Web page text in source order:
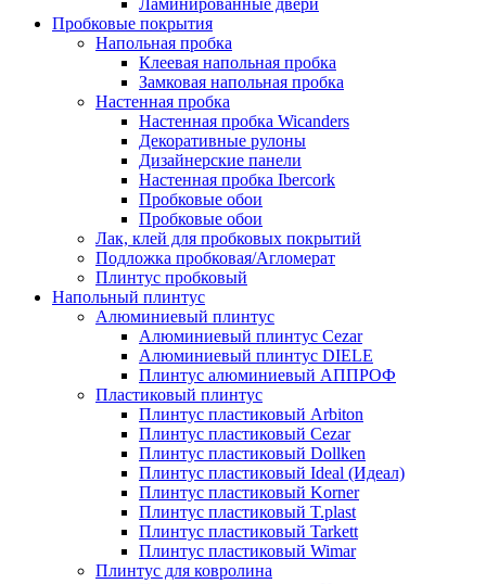
Ламинированные двери
Пробковые покрытия
Напольная пробка
Клеевая напольная пробка
Замковая напольная пробка
Настенная пробка
Настенная пробка Wicanders
Декоративные рулоны
Дизайнерские панели
Настенная пробка Ibercork
Пробковые обои
Пробковые обои
Лак, клей для пробковых покрытий
Подложка пробковая/Агломерат
Плинтус пробковый
Напольный плинтус
Алюминиевый плинтус
Алюминиевый плинтус Cezar
Алюминиевый плинтус DIELE
Плинтус алюминиевый АППРОФ
Пластиковый плинтус
Плинтус пластиковый Arbiton
Плинтус пластиковый Cezar
Плинтус пластиковый Dollken
Плинтус пластиковый Ideal (Идеал)
Плинтус пластиковый Korner
Плинтус пластиковый T.plast
Плинтус пластиковый Tarkett
Плинтус пластиковый Wimar
Плинтус для ковролина